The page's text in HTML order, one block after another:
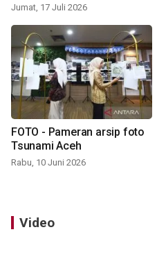
Jumat, 17 Juli 2026
FOTO - Pameran arsip foto
Tsunami Aceh
Rabu, 10 Juni 2026
Video